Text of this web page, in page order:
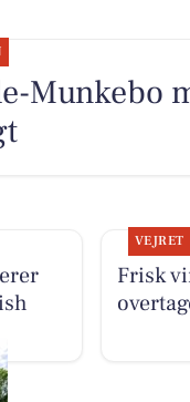
Munkebo
VEJRET
Frisk